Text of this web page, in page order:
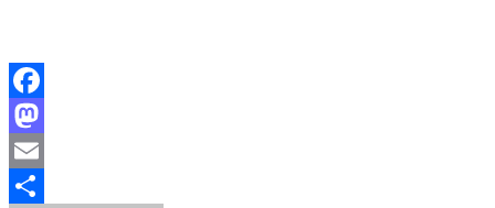
Facebook
Mastodon
Email